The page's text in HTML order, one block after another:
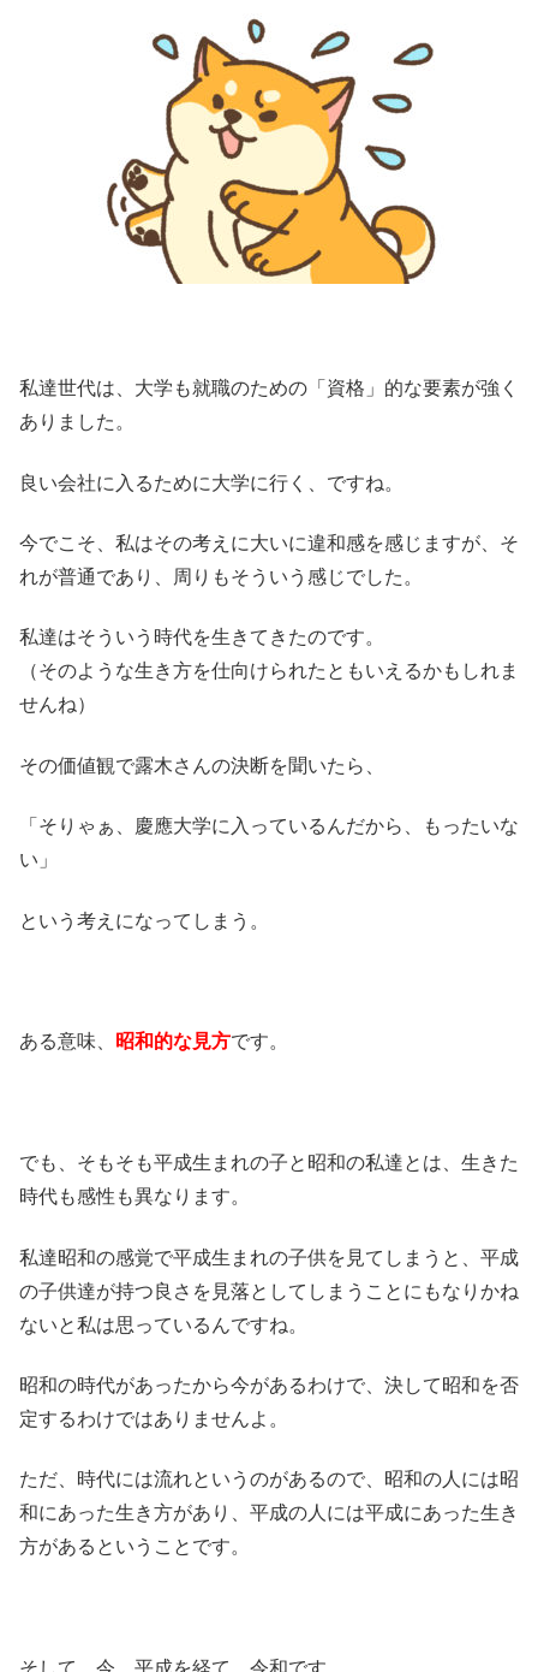
私達世代は、大学も就職のための「資格」的な要素が強く
ありました。
良い会社に入るために大学に行く、ですね。
今でこそ、私はその考えに大いに違和感を感じますが、そ
れが普通であり、周りもそういう感じでした。
私達はそういう時代を生きてきたのです。
（そのような生き方を仕向けられたともいえるかもしれま
せんね）
その価値観で露木さんの決断を聞いたら、
「そりゃぁ、慶應大学に入っているんだから、もったいな
い」
という考えになってしまう。
ある意味、 昭和的な見方です。
でも、そもそも平成生まれの子と昭和の私達とは、生きた
時代も感性も異なります。
私達昭和の感覚で平成生まれの子供を見てしまうと、平成
の子供達が持つ良さを見落としてしまうことにもなりかね
ないと私は思っているんですね。
昭和の時代があったから今があるわけで、決して昭和を否
定するわけではありませんよ。
ただ、時代には流れというのがあるので、昭和の人には昭
和にあった生き方があり、平成の人には平成にあった生き
方があるということです。
そして、今、平成を経て、令和です。